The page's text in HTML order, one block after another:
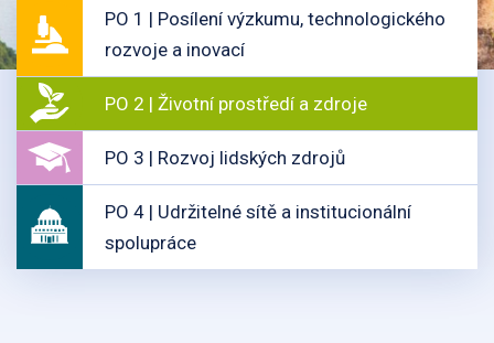
PO 1 | Posílení výzkumu, technologického
rozvoje a inovací
PO 2 | Životní prostředí a zdroje
PO 3 | Rozvoj lidských zdrojů
PO 4 | Udržitelné sítě a institucionální
spolupráce